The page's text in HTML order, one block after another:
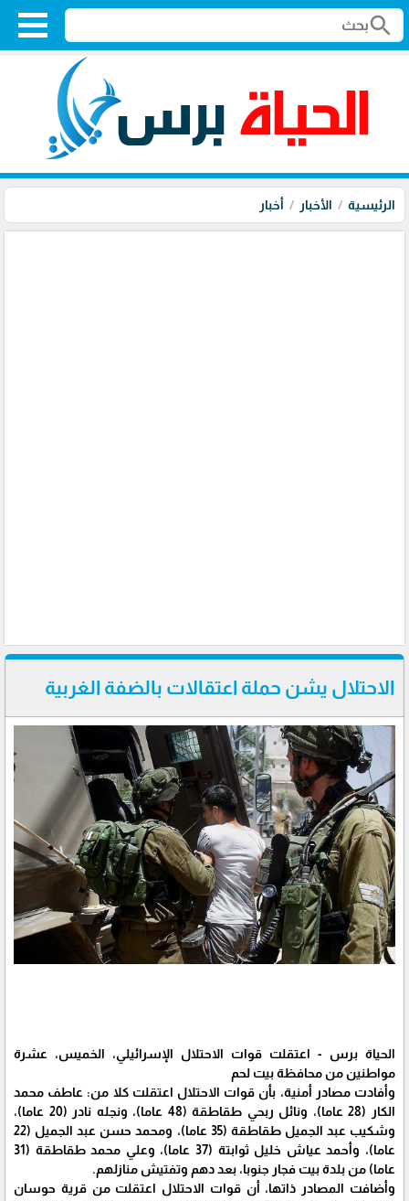
search
الرئيسية الأخبار أخبار
الاحتلال يشن حملة اعتقالات بالضفة الغربية
الحياة برس - اعتقلت قوات الاحتلال الإسرائيلي، الخميس، عشرة
مواطنين من محافظة بيت لحم
وأفادت مصادر أمنية، بأن قوات الاحتلال اعتقلت كلا من: عاطف محمد
الكار (28 عاما)، ونائل ربحي طقاطقة (48 عاما)، ونجله نادر (20 عاما)،
وشكيب عبد الجميل طقاطقة (35 عاما)، ومحمد حسن عبد الجميل (22
عاما)، وأحمد عياش خليل ثوابتة (37 عاما)، وعلي محمد طقاطقة (31
عاما) من بلدة بيت فجار جنوبا، بعد دهم وتفتيش منازلهم.
وأضافت المصادر ذاتها، أن قوات الاحتلال اعتقلت من قرية حوسان